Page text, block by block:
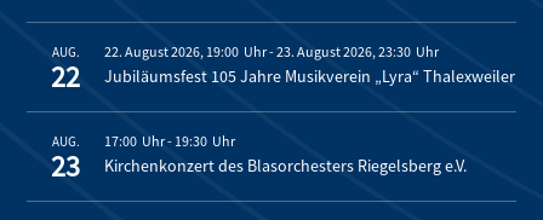
AUG.
22
22. August 2026, 19:00 -23. August 2026, 23:30
Jubiläumsfest 105 Jahre Musikverein „Lyra“ Thalexweiler
AUG.
23
17:00 - 19:30
Kirchenkonzert des Blasorchesters Riegelsberg e.V.